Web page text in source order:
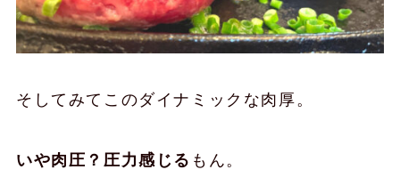
そしてみてこのダイナミックな肉厚。
いや肉圧？圧力感じる もん。